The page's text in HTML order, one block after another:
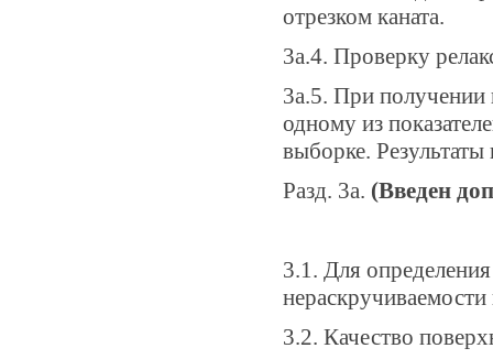
отрезком каната.
3а.4. Проверку
3а.5. При получении
одному из
выборке.
Разд. 3а. (Введен
3.1. Для
3.2. Качество